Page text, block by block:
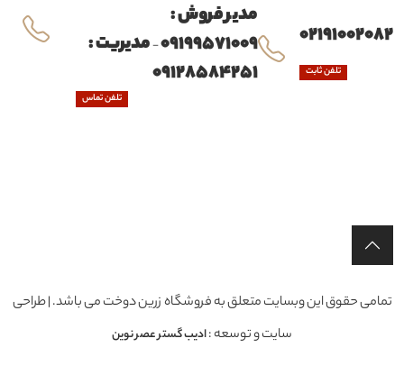
02191002082
تلفن ثابت
مدیر فروش :
09199571009
-مدیریت :
09128584251
تلفن تماس
تمامی حقوق این وبسایت متعلق به فروشگاه زرین دوخت می باشد. | طراحی
سایت و توسعه :ادیب گستر عصر نوین